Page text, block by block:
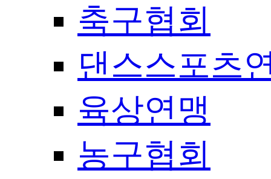
축구협회
댄스스포츠
육상연맹
농구협회